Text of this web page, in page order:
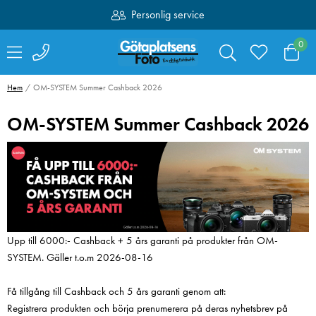
Fri frakt över 1000:-
0
Sandisk SDXC
Extreme Pro 64GB
Phone Adapter
Hem OM-SYSTEM Summer Cashback 2026
OM-SYSTEM Summer Cashback 2026
Upp till 6000:- Cashback + 5 års garanti på produkter från OM-
SYSTEM. Gäller t.o.m 2026-08-16
Få tillgång till Cashback och 5 års garanti genom att:
Registrera produkten och börja prenumerera på deras nyhetsbrev på